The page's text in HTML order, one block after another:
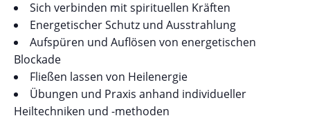
Sich verbinden mit spirituellen Kräften
Energetischer Schutz und Ausstrahlung
Aufspüren und Auflösen von energetischen
Blockade
Fließen lassen von Heilenergie
Übungen und Praxis anhand individueller
Heiltechniken und -methoden